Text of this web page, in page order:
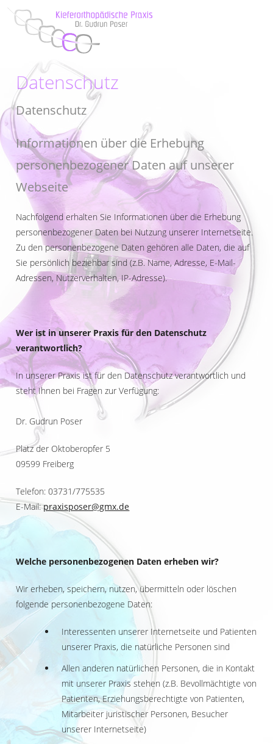
Datenschutz
Datenschutz
Informationen über die Erhebung
personenbezogener Daten auf unserer
Webseite
Nachfolgend erhalten Sie Informationen über die Erhebung
personenbezogener Daten bei Nutzung unserer Internetseite.
Zu den personenbezogene Daten gehören alle Daten, die auf
Sie persönlich beziehbar sind (z.B. Name, Adresse, E-Mail-
Adressen, Nutzerverhalten, IP-Adresse).
Wer ist in unserer Praxis für den Datenschutz
verantwortlich?
In unserer Praxis ist für den Datenschutz verantwortlich und
steht Ihnen bei Fragen zur Verfügung:
Dr. Gudrun Poser
Platz der Oktoberopfer 5
09599 Freiberg
Telefon: 03731/775535
E-Mail:praxisposer@gmx.de
Welche personenbezogenen Daten erheben wir?
Wir erheben, speichern, nutzen, übermitteln oder löschen
folgende personenbezogene Daten:
Interessenten unserer Internetseite und Patienten
unserer Praxis, die natürliche Personen sind
Allen anderen natürlichen Personen, die in Kontakt
mit unserer Praxis stehen (z.B. Bevollmächtigte von
Patienten, Erziehungsberechtigte von Patienten,
Mitarbeiter juristischer Personen, Besucher
unserer Internetseite)